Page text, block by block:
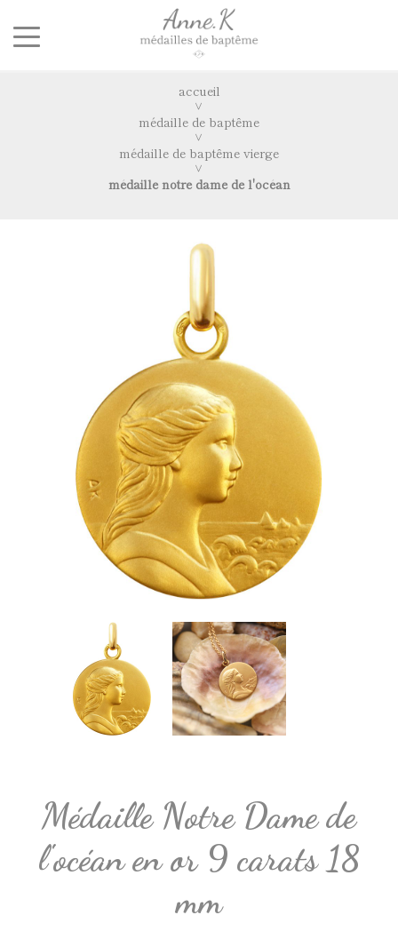
accueil
médaille de baptême
médaille de baptême vierge
médaille notre dame de l'océan
Médaille Notre Dame de
l'océan en or 9 carats 18
mm